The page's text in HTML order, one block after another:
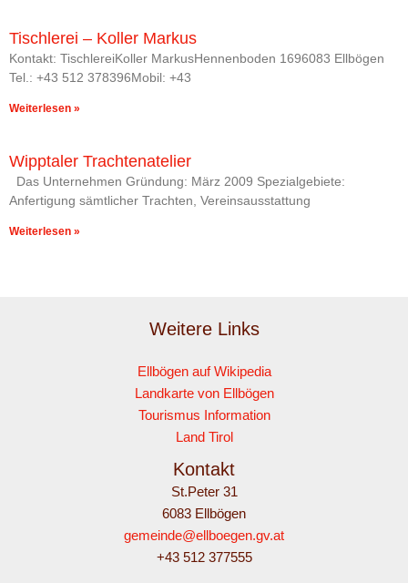
Tischlerei – Koller Markus
Kontakt: TischlereiKoller MarkusHennenboden 1696083 Ellbögen
Tel.: +43 512 378396Mobil: +43
Weiterlesen »
Wipptaler Trachtenatelier
Das Unternehmen Gründung: März 2009 Spezialgebiete:
Anfertigung sämtlicher Trachten, Vereinsausstattung
Weiterlesen »
Weitere Links
Ellbögen auf Wikipedia
Landkarte von Ellbögen
Tourismus Information
Land Tirol
Kontakt
St.Peter 31
6083 Ellbögen
gemeinde@ellboegen.gv.at
+43 512 377555